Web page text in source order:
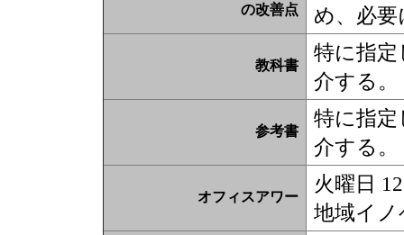
の改善点
め、必
教科書
特に指
介する。
参考書
特に指
介する。
オフィスアワー
火曜日
地域イノ